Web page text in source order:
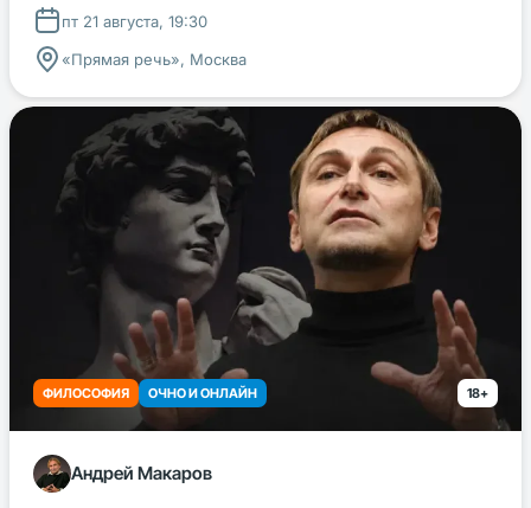
пт 21 августа, 19:30
«Прямая речь», Москва
ФИЛОСОФИЯ ОЧНО И ОНЛАЙН 18+
Андрей Макаров